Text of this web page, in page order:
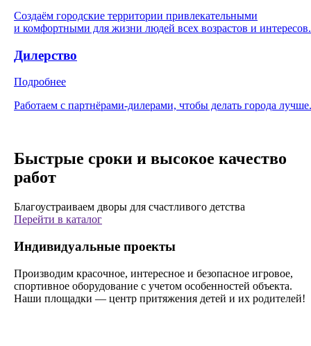
Создаём городские территории привлекательными
и комфортными для жизни людей всех возрастов и интересов.
Дилерство
Подробнее
Работаем с партнёрами-дилерами, чтобы делать города лучше.
Быстрые сроки и высокое качество
работ
Благоустраиваем дворы для счастливого детства
Перейти в каталог
Индивидуальные проекты
Производим красочное, интересное и безопасное игровое,
спортивное оборудование с учетом особенностей объекта.
Наши площадки — центр притяжения детей и их родителей!